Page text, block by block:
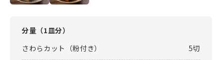
分量（1皿分）
さわらカット（粉付き）
5切